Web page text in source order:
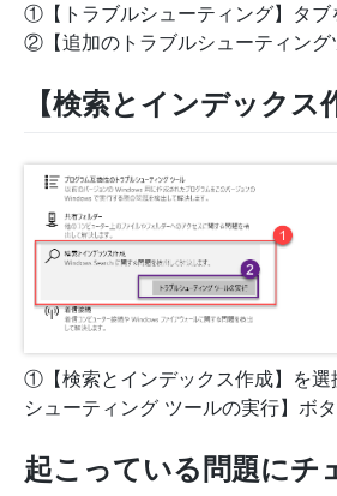
①【トラブルシューティング】タブ
②【追加のトラブルシューティング
【検索とインデックス
①【検索とインデックス作成】を
シューティング ツールの実行】ボタ
起こっている問題にチ